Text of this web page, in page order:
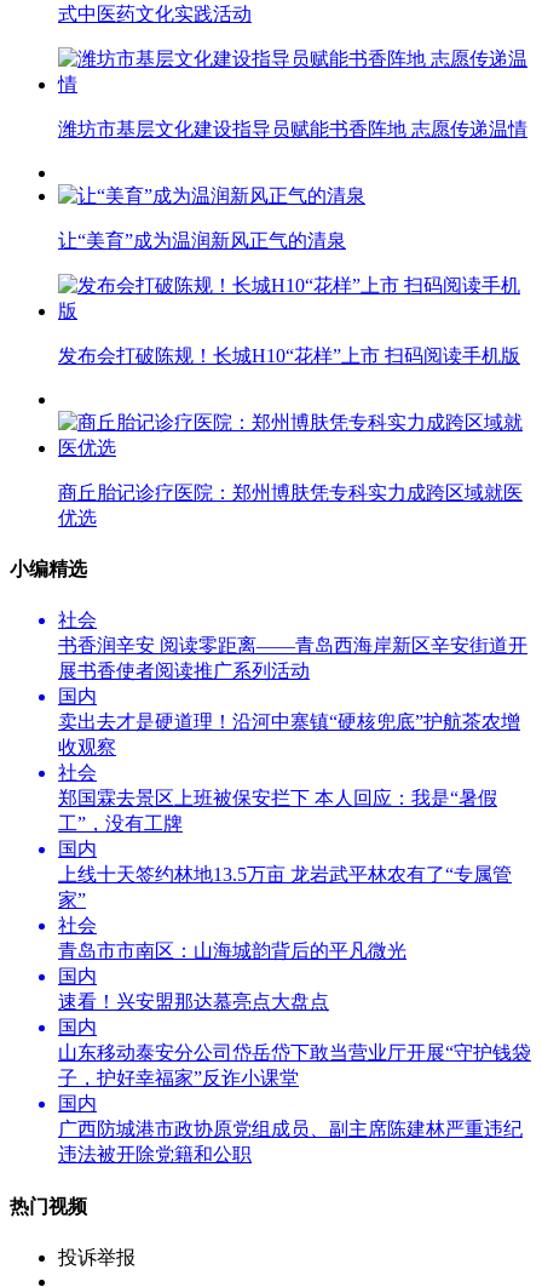
式中医药文化实践活动
潍坊市基层文化建设指导员赋能书香阵地 志愿传递温情
让“美育”成为温润新风正气的清泉
发布会打破陈规！长城H10“花样”上市 扫码阅读手机版
商丘胎记诊疗医院：郑州博肤凭专科实力成跨区域就医
优选
小编精选
社会
书香润辛安 阅读零距离——青岛西海岸新区辛安街道开
展书香使者阅读推广系列活动
国内
卖出去才是硬道理！沿河中寨镇“硬核兜底”护航茶农增
收观察
社会
郑国霖去景区上班被保安拦下 本人回应：我是“暑假
工”，没有工牌
国内
上线十天签约林地13.5万亩 龙岩武平林农有了“专属管
家”
社会
青岛市市南区：山海城韵背后的平凡微光
国内
速看！兴安盟那达慕亮点大盘点
国内
山东移动泰安分公司岱岳岱下敢当营业厅开展“守护钱袋
子，护好幸福家”反诈小课堂
国内
广西防城港市政协原党组成员、副主席陈建林严重违纪
违法被开除党籍和公职
热门视频
投诉举报